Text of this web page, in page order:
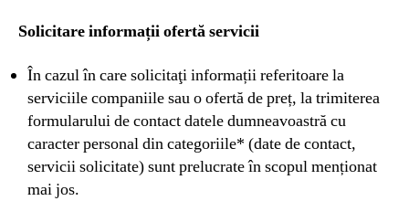
Solicitare informații ofertă servicii
În cazul în care solicitaţi informații referitoare la
serviciile companiile sau o ofertă de preț, la trimiterea
formularului de contact datele dumneavoastră cu
caracter personal din categoriile* (date de contact,
servicii solicitate) sunt prelucrate în scopul menționat
mai jos.